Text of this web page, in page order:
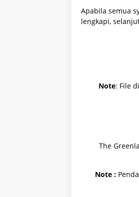
Apabila semua
lengkapi,
Note: File
The
Note :